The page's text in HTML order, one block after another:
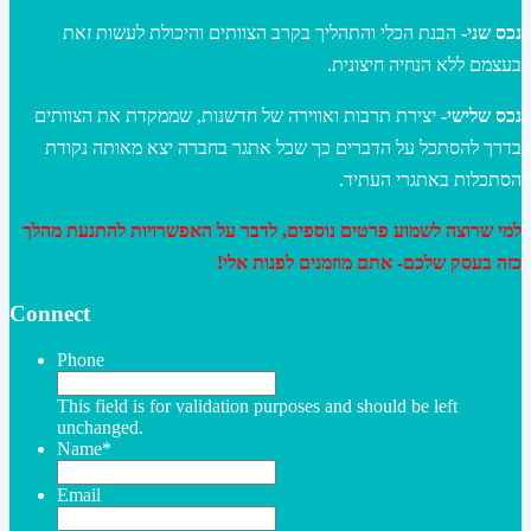
נכס שני- הבנת הכלי והתהליך בקרב הצוותים והיכולת לעשות זאת
בעצמם ללא הנחיה חיצונית.
נכס שלישי- יצירת תרבות ואווירה של חדשנות, שממקדת את הצוותים
בדרך להסתכל על הדברים כך שכל אתגר בחברה יצא מאותה נקודת
הסתכלות באתגרי העתיד.
למי שרוצה לשמוע פרטים נוספים, לדבר על האפשרויות להתנעת מהלך
כזה בעסק שלכם- אתם מוזמנים לפנות אלי!
Connect
Phone
This field is for validation purposes and should be left
unchanged.
Name*
Email